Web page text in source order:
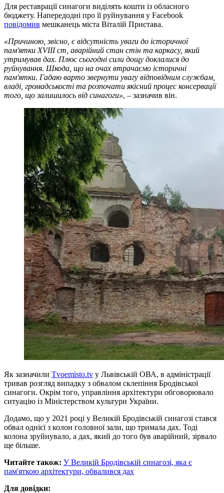
Для реставрації синагоги виділять кошти із обласного
бюджету. Напередодні про її руйнування у Facebook
повідомив мешканець міста Віталій Пристава.
«Причиною, звісно, є відсутність уваги до історичної
пам'ятки XVIII ст, аварійний стан стін та каркасу, який
утримував дах. Плюс сьогодні сили дощу доклалися до
руйнування. Шкода, що на очах втрачаємо історичні
пам'ятки. Гадаю варто звернути увагу відповідним службам,
владі, громадськості та розпочати якісний процес консервації
того, що залишилось від синагоги», – зазначив він.
Як зазначили Tvoemisto.tv у Львівській ОВА, в адміністрації
тривав розгляд випадку з обвалом склепіння Бродівської
синагоги. Окрім того, управління архітектури обговорювало
ситуацію із Міністерством культури України.
Додамо, що у 2021 році у Великій Бродівській синагозі стався
обвал однієї з колон головної зали, що тримала дах. Тоді
колона зруйнувало, а дах, який до того був аварійний, зірвало
ще більше.
Читайте також: У Великій Бродівській синагозі, яка є
пам'яткою архітектури, обвалився дах
Для довідки: